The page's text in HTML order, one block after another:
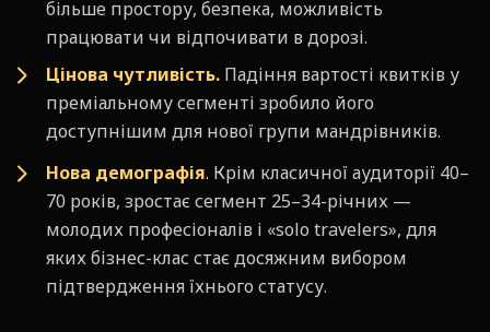
більше простору, безпека, можливість
працювати чи відпочивати в дорозі.
Цінова чутливість. Падіння вартості квитків у
преміальному сегменті зробило його
доступнішим для нової групи мандрівників.
Нова демографія. Крім класичної аудиторії 40–
70 років, зростає сегмент 25–34-річних —
молодих професіоналів і «solo travelers», для
яких бізнес-клас стає досяжним вибором
підтвердження їхнього статусу.